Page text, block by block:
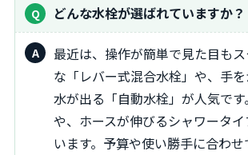
どんな水栓が選ばれていますか？
最近は、操作が簡単で見た目もスタイリッシュ
な「レバー式混合水栓」や、手
水が出る「自動水栓」が人気で
や、ホースが伸びるシャワータ
います。予算や使い勝手に合わ